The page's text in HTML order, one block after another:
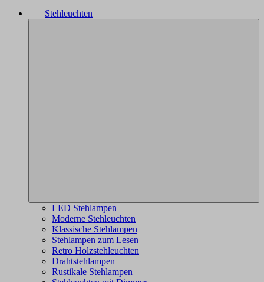
Stehleuchten
LED Stehlampen
Moderne Stehleuchten
Klassische Stehlampen
Stehlampen zum Lesen
Retro Holzstehleuchten
Drahtstehlampen
Rustikale Stehlampen